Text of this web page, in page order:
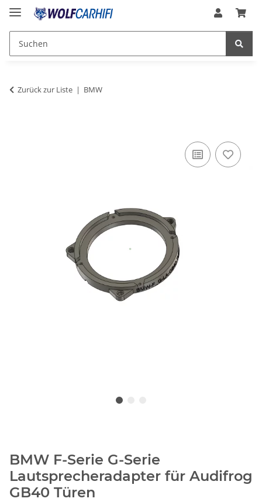
Zurück zur Liste BMW
BMW F-Serie G-Serie
Lautsprecheradapter für Audifrog
GB40 Türen